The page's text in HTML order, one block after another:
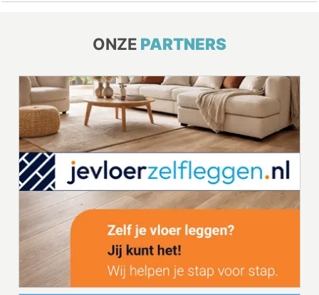
ONZE PARTNERS